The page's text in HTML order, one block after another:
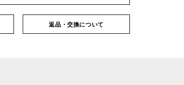
返品・交換について